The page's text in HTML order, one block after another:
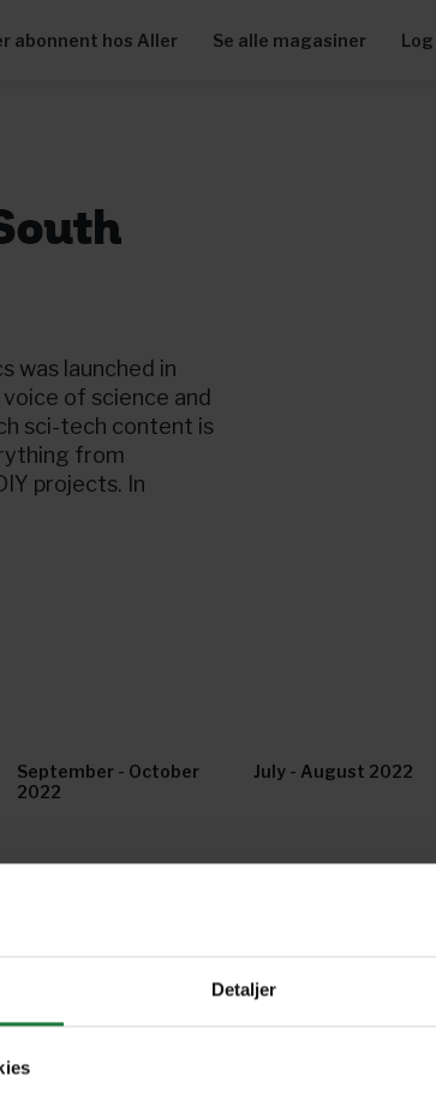
Detaljer
abonnent hos Aller Se alle magasiner
was launched in
of science and
sci-tech content is
from
projects. In
September - October
2022
July - August 2022
2020
July/August 2020